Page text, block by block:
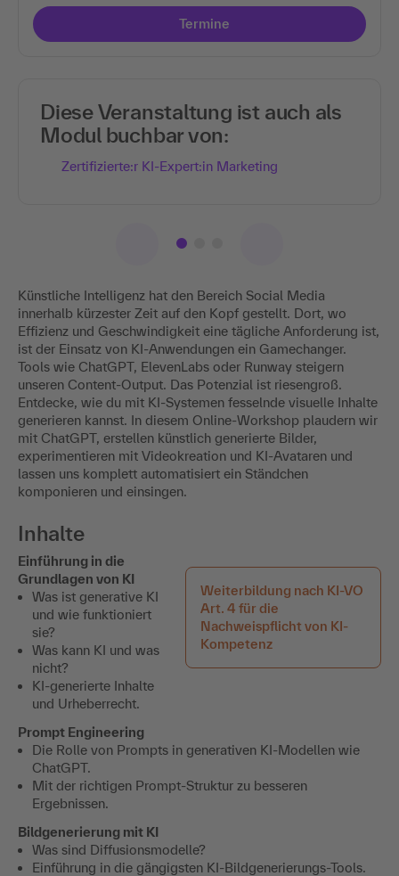
Künstliche Intelligenz hat den Bereich Social Media
innerhalb kürzester Zeit auf den Kopf gestellt. Dort, wo
Effizienz und Geschwindigkeit eine tägliche Anforderung ist,
ist der Einsatz von KI-Anwendungen ein Gamechanger.
Tools wie ChatGPT, ElevenLabs oder Runway steigern
unseren Content-Output. Das Potenzial ist riesengroß.
Entdecke, wie du mit KI-Systemen fesselnde visuelle Inhalte
generieren kannst. In diesem Online-Workshop plaudern wir
mit ChatGPT, erstellen künstlich generierte Bilder,
experimentieren mit Videokreation und KI-Avataren und
lassen uns komplett automatisiert ein Ständchen
komponieren und einsingen.
Inhalte
Weiterbildung nach KI-VO
Art. 4 für die
Nachweispflicht von KI-
Kompetenz
Einführung in die
Grundlagen von KI
Was ist generative KI
und wie funktioniert
sie?
Was kann KI und was
nicht?
KI-generierte Inhalte
und Urheberrecht.
Prompt Engineering
Die Rolle von Prompts in generativen KI-Modellen wie
ChatGPT.
Mit der richtigen Prompt-Struktur zu besseren
Ergebnissen.
Bildgenerierung mit KI
Was sind Diffusionsmodelle?
Einführung in die gängigsten KI-Bildgenerierungs-Tools.
Termine
Diese Veranstaltung ist auch als
Modul buchbar von:
Zertifizierte:r KI-Expert:in Marketing